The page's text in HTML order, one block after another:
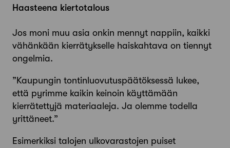
Haasteena kiertotalous
Jos moni muu asia onkin mennyt nappiin, kaikki
vähänkään kierrätykselle haiskahtava on tiennyt
ongelmia.
”Kaupungin tontinluovutuspäätöksessä lukee,
että pyrimme kaikin keinoin käyttämään
kierrätettyjä materiaaleja. Ja olemme todella
yrittäneet.”
Esimerkiksi talojen ulkovarastojen puiset